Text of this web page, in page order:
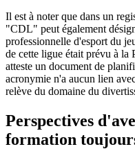
Il est à noter que dans un
"CDL" peut également
professionnelle d'esport du
de cette ligue était prévu à la
atteste un document de
acronymie n'a aucun lien
relève du domaine du
Perspectives
formation